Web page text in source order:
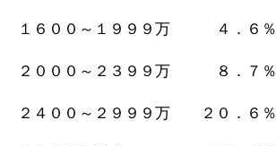
１６００～１９９９万 ４．６％
２０００～２３９９万 ８．７％
２４００～２９９９万 ２０．６％